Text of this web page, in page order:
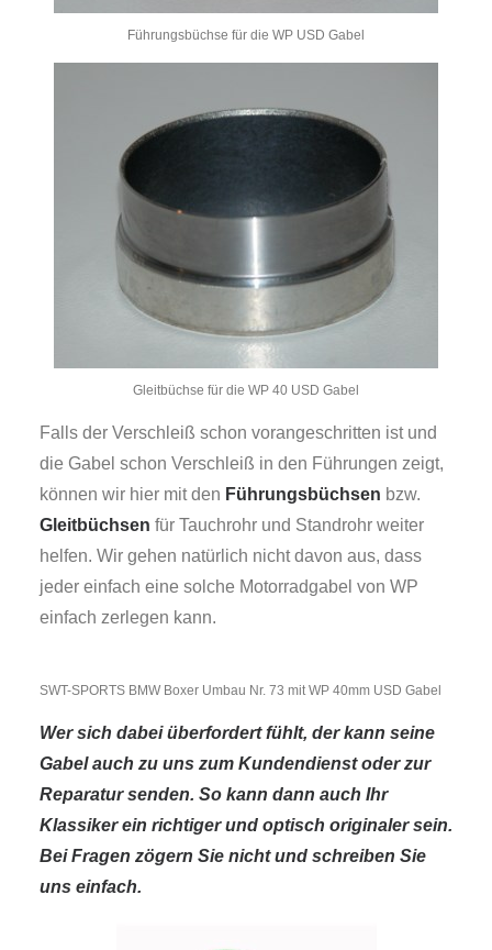
Führungsbüchse für die WP USD Gabel
Gleitbüchse für die WP 40 USD Gabel
Falls der Verschleiß schon vorangeschritten ist und
die Gabel schon Verschleiß in den Führungen zeigt,
können wir hier mit den Führungsbüchsen bzw.
Gleitbüchsen für Tauchrohr und Standrohr weiter
helfen. Wir gehen natürlich nicht davon aus, dass
jeder einfach eine solche Motorradgabel von WP
einfach zerlegen kann.
SWT-SPORTS BMW Boxer Umbau Nr. 73 mit WP 40mm USD Gabel
Wer sich dabei überfordert fühlt, der kann seine
Gabel auch zu uns zum Kundendienst oder zur
Reparatur senden. So kann dann auch Ihr
Klassiker ein richtiger und optisch originaler sein.
Bei Fragen zögern Sie nicht und schreiben Sie
uns einfach.